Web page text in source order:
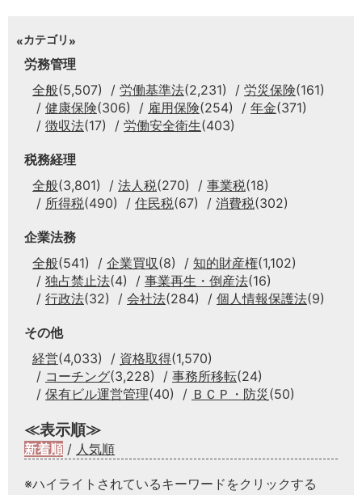
カテゴリ
労務管理
全般(5,507) 労働基準法(2,231) 労災保険(161)
健康保険(306) 雇用保険(254) 年金(371)
徴収法(17) 労働安全衛生(403)
税務経理
全般(3,801) 法人税(270) 事業税(18)
所得税(490) 住民税(67) 消費税(302)
企業法務
全般(541) 企業買収(8) 知的財産権(1,102)
独占禁止法(4) 事業再生・倒産法(16)
行政法(32) 会社法(284) 個人情報保護法(9)
その他
経営(4,033) 資格取得(1,570)
コーチング(3,228) 事務所移転(24)
保有ビル運営管理(40) ＢＣＰ・防災 (50)
≪表示順≫
新着順 / 人気順
※ハイライトされているキーワードをクリックする